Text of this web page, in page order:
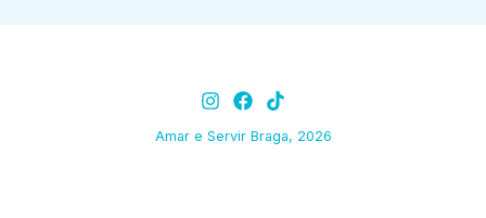
Amar e Servir Braga, 2026